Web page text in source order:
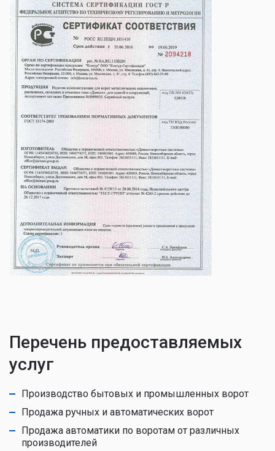
Перечень предоставляемых
услуг
Производство бытовых и промышленных ворот
Продажа ручных и автоматических ворот
Продажа автоматики по воротам от различных
производителей